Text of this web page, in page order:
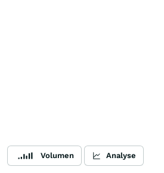
Volumen Analyse